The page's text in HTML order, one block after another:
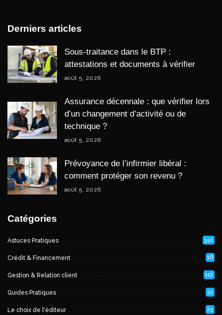
Derniers articles
Sous-traitance dans le BTP :
attestations et documents à vérifier
août 5, 2026
Assurance décennale : que vérifier lors
d’un changement d’activité ou de
technique ?
août 5, 2026
Prévoyance de l’infirmier libéral :
comment protéger son revenu ?
août 5, 2026
Catégories
Astuces Pratiques 351
Crédit & Financement 16
Gestion & Relation client 112
Guides Pratiques 51
Le choix de l'éditeur 23